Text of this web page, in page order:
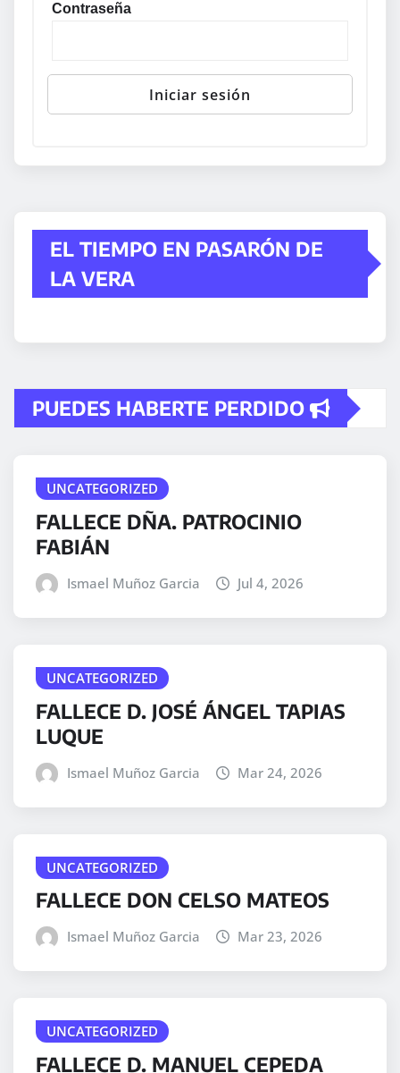
Contraseña
EL TIEMPO EN PASARÓN DE
LA VERA
PUEDES HABERTE PERDIDO
UNCATEGORIZED
FALLECE DÑA. PATROCINIO
FABIÁN
Ismael Muñoz Garcia Jul 4, 2026
UNCATEGORIZED
FALLECE D. JOSÉ ÁNGEL TAPIAS
LUQUE
Ismael Muñoz Garcia Mar 24, 2026
UNCATEGORIZED
FALLECE DON CELSO MATEOS
Ismael Muñoz Garcia Mar 23, 2026
UNCATEGORIZED
FALLECE D. MANUEL CEPEDA